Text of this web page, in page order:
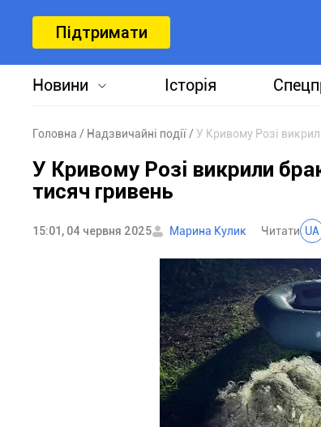
Підтримати
Новини Історія
Головна Надзвичайні події У Кривому Розі
У Кривому Розі викрили
тисяч гривень
15:01, 04 червня 2025 Марина Кулик Читати UA